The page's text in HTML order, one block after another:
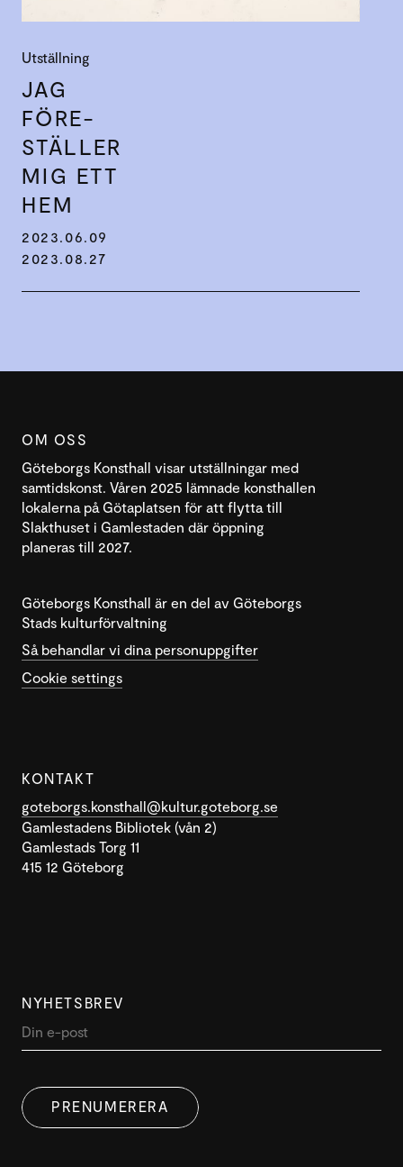
Utställning
JAG
FÖRE-
STÄLLER
MIG ETT
HEM
2023.06.09
2023.08.27
OM OSS
Göteborgs Konsthall visar utställningar med
samtidskonst. Våren 2025 lämnade konsthallen
lokalerna på Götaplatsen för att flytta till
Slakthuset i Gamlestaden där öppning
planeras till 2027.
Göteborgs Konsthall är en del av Göteborgs
Stads kulturförvaltning
Så behandlar vi dina personuppgifter
Cookie settings
KONTAKT
goteborgs.konsthall@kultur.goteborg.se
Gamlestadens Bibliotek (vån 2)
Gamlestads Torg 11
415 12 Göteborg
NYHETSBREV
PRENUMERERA